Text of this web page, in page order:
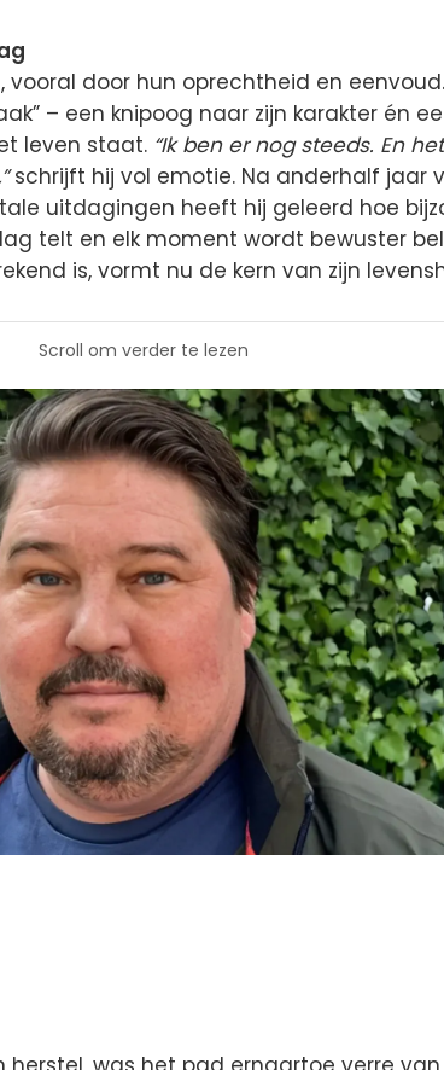
vooral door hun oprechtheid en
– een knipoog naar zijn karakter én
leven staat. “Ik ben er nog steeds. En
schrijft hij vol emotie. Na anderhalf jaar
uitdagingen heeft hij geleerd hoe
telt en elk moment wordt bewuster
is, vormt nu de kern van zijn
Scroll om verder te lezen